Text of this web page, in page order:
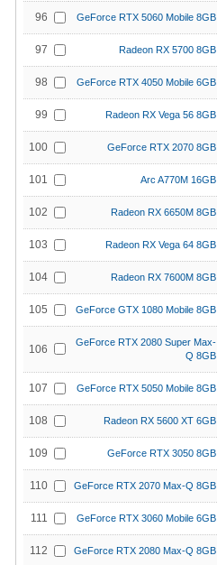
96 GeForce RTX 5060 Mobile 8GB
97 Radeon RX 5700 8GB
98 GeForce RTX 4050 Mobile 6GB
99 Radeon RX Vega 56 8GB
100 GeForce RTX 2070 8GB
101 Arc A770M 16GB
102 Radeon RX 6650M 8GB
103 Radeon RX Vega 64 8GB
104 Radeon RX 7600M 8GB
105 GeForce GTX 1080 Mobile 8GB
106
GeForce RTX 2080 Super Max-
Q 8GB
107 GeForce RTX 5050 Mobile 8GB
108 Radeon RX 5600 XT 6GB
109 GeForce RTX 3050 8GB
110 GeForce RTX 2070 Max-Q 8GB
111 GeForce RTX 3060 Mobile 6GB
112 GeForce RTX 2080 Max-Q 8GB